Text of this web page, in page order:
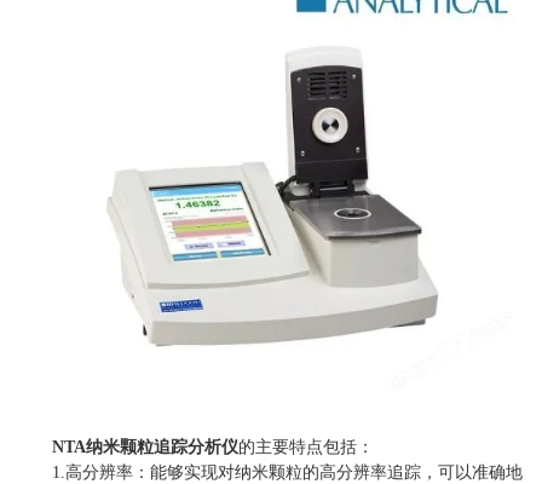
NTA纳米颗粒追踪分析仪的主要特点包括：
1.高分辨率：能够实现对纳米颗粒的高分辨率追踪，可以准确地